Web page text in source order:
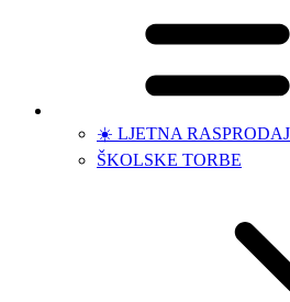
☀️ LJETNA
ŠKOLSKE TORBE